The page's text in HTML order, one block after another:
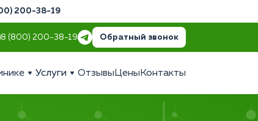
200-38-19
8 (800) 200-38-19 Обратный звонок
Услуги Отзывы Цены Контакты